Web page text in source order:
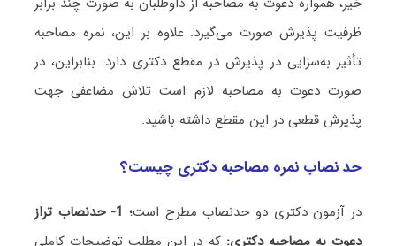
ظرفیت پذیرش صورت می‌گیرد. علاوه بر این، نمره مصاحبه
تأثیر به‌سزایی در پذیرش در مقطع دکتری دارد. بنابراین، در
صورت دعوت به مصاحبه لازم است تلاش مضاعفی جهت
پذیرش قطعی در این مقطع داشته باشید.
حد نصاب نمره مصاحبه دکتری چیست؟
در آزمون دکتری دو حدنصاب مطرح است؛
1- حدنصاب تراز
دعوت به مصاحبه دکتری: که در این مطلب توضیحات کاملی